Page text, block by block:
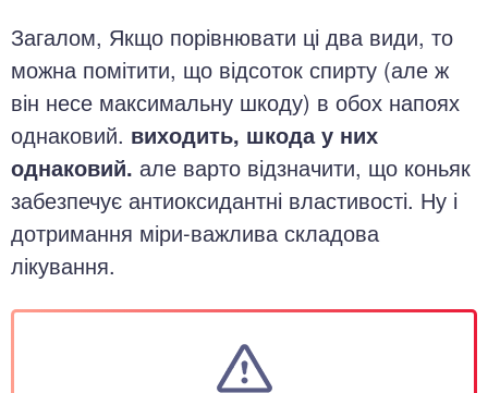
Загалом, Якщо порівнювати ці два види, то
можна помітити, що відсоток спирту (але ж
він несе максимальну шкоду) в обох напоях
однаковий. виходить, шкода у них
однаковий. але варто відзначити, що коньяк
забезпечує антиоксидантні властивості. Ну і
дотримання міри-важлива складова
лікування.